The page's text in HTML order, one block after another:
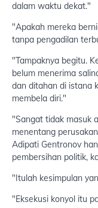
dalam waktu dekat."
"Apakah mereka
tanpa pengadilan
"Tampaknya begitu.
belum menerima
dan ditahan di istana
membela diri."
"Sangat tidak masuk
menentang
Adipati Gentronov
pembersihan politik,
"Itulah kesimpulan
"Eksekusi konyol itu